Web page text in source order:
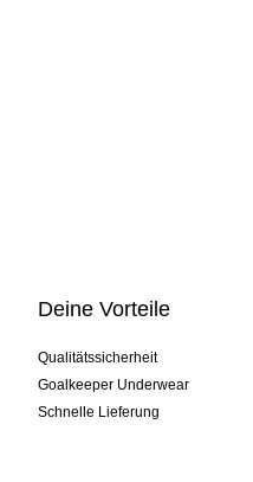
Deine Vorteile
Qualitätssicherheit
Goalkeeper Underwear
Schnelle Lieferung